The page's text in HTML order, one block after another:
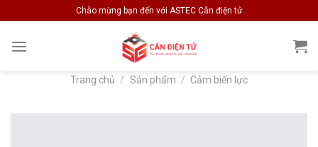
to
content
Chào mừng bạn đến với ASTEC Cân điện tử
Trang chủ / Sản phẩm / Cảm biến lực